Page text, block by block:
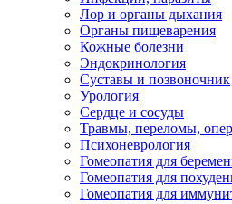
Лор и органы дыхания
Органы пищеварения
Кожные болезни
Эндокринология
Суставы и позвоночник
Урология
Сердце и сосуды
Травмы, переломы,
Психоневрология
Гомеопатия для
Гомеопатия для
Гомеопатия для